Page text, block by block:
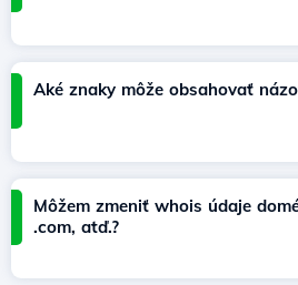
Aké znaky môže obsahovať
Môžem zmeniť whois údaje
.com, atď.?